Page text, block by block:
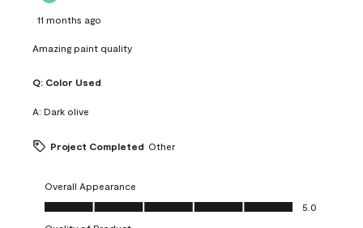
11 months ago
Amazing paint quality
Q: Color Used
A: Dark olive
Project Completed Other
Overall Appearance
Overall Appearance, 5.0 out of 5
5.0